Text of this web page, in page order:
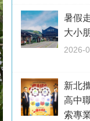
暑假
大小
2026-
新北
高中
索專